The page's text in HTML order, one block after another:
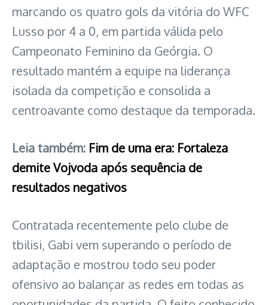
marcando os quatro gols da vitória do WFC
Lusso por 4 a 0, em partida válida pelo
Campeonato Feminino da Geórgia. O
resultado mantém a equipe na liderança
isolada da competição e consolida a
centroavante como destaque da temporada.
Leia também: Fim de uma era: Fortaleza
demite Vojvoda após sequência de
resultados negativos
Contratada recentemente pelo clube de
tbilisi, Gabi vem superando o período de
adaptação e mostrou todo seu poder
ofensivo ao balançar as redes em todas as